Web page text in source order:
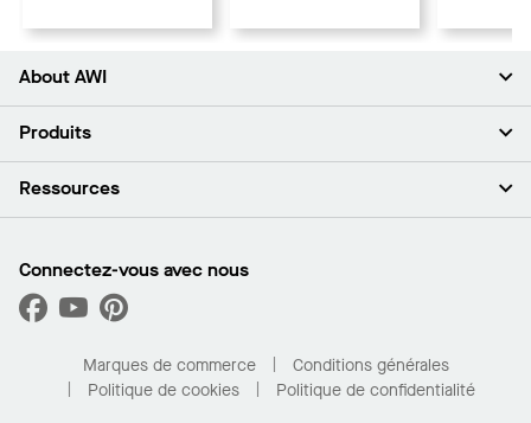
About AWI
À propos de nous
Espace presse
Quelles sont mes options d’achat?
Produits
Plafonds
Capacités sur mesure
Performance
Ressources
Trouver un distributeur
Trouver un distributeur
Pour la maison
Connectez-vous avec nous
Marques de commerce
Conditions générales
Politique de cookies
Politique de confidentialité